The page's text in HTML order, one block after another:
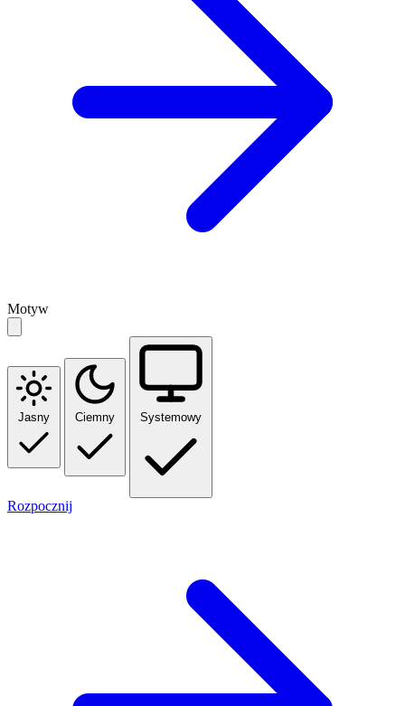
Motyw
Jasny Ciemny Systemowy
Rozpocznij